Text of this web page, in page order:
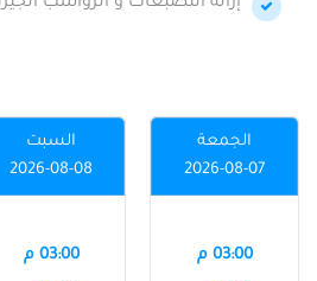
الجمعة
2026-08-07
03:00 م
السبت
2026-08-08
03:00 م